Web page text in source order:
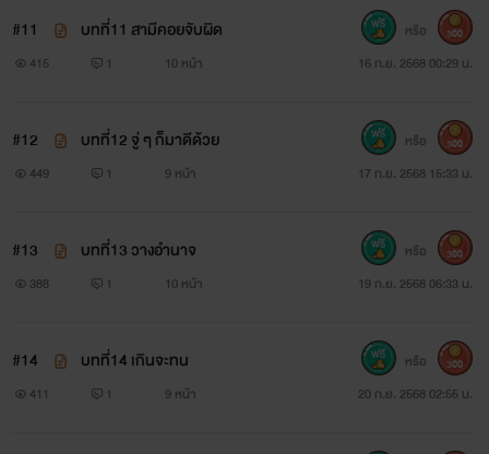
#11 บทที่11 สามีคอยจับผิด
415 1 10 หน้า 16 ก.ย. 2568 00:29 น.
หรือ 300
#12 บทที่12 จู่ ๆ ก็มาดีด้วย
449 1 9 หน้า 17 ก.ย. 2568 15:33 น.
หรือ 300
#13 บทที่13 วางอำนาจ
388 1 10 หน้า 19 ก.ย. 2568 06:33 น.
หรือ 300
#14 บทที่14 เกินจะทน
411 1 9 หน้า 20 ก.ย. 2568 02:55 น.
หรือ 300